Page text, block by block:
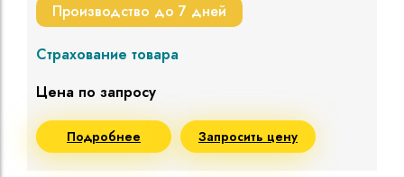
Производство до 7 дней
Страхование товара
Цена по запросу
Подробнее Запросить цену